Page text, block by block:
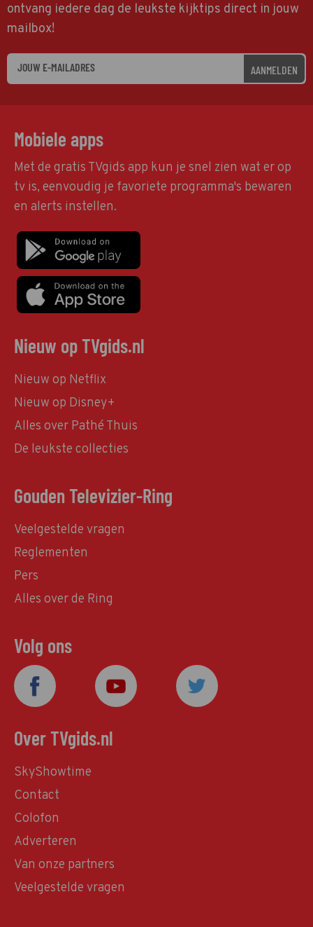
ontvang iedere dag de leukste kijktips direct in jouw
mailbox!
AANMELDEN
Mobiele apps
Met de gratis TVgids app kun je snel zien wat er op
tv is, eenvoudig je favoriete programma's bewaren
en alerts instellen.
Nieuw op TVgids.nl
Nieuw op Netflix
Nieuw op Disney+
Alles over Pathé Thuis
De leukste collecties
Gouden Televizier-Ring
Veelgestelde vragen
Reglementen
Pers
Alles over de Ring
Volg ons
Over TVgids.nl
SkyShowtime
Contact
Colofon
Adverteren
Van onze partners
Veelgestelde vragen